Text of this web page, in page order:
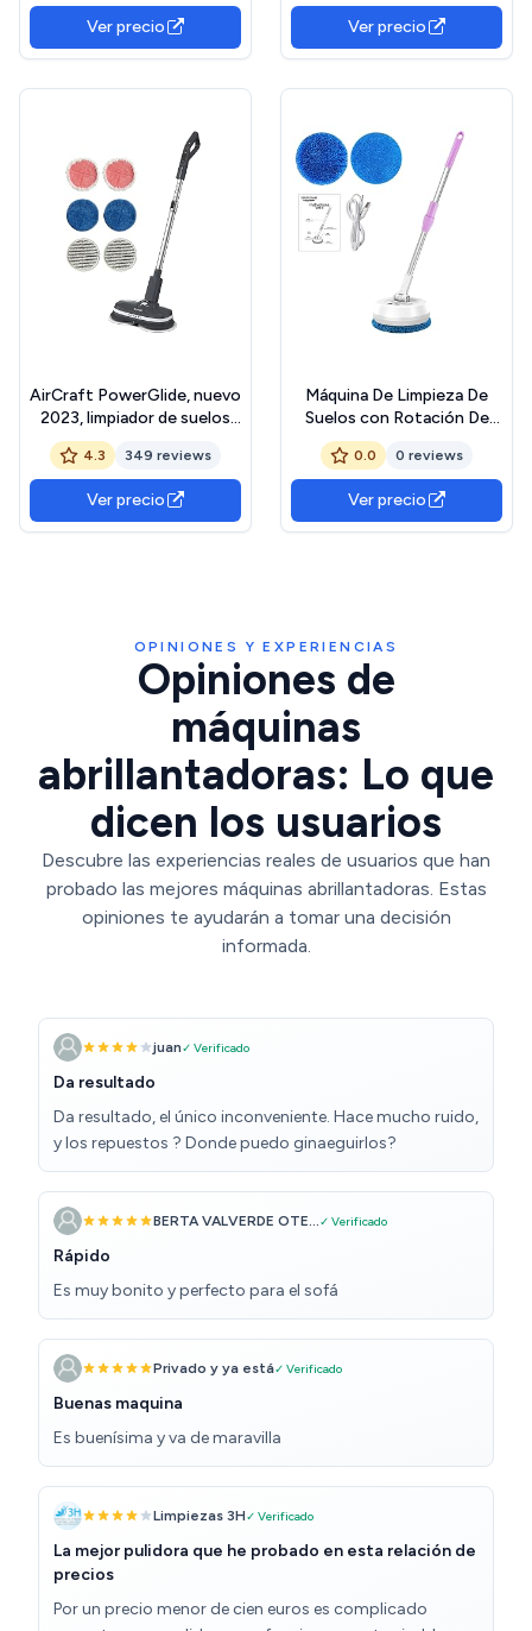
Ver precio Ver precio
AirCraft PowerGlide, nuevo
2023, limpiador de suelos
duros recargable
inalámbrico, pulidora y
paquete de fregado con 6
almohadillas (2 limpiadoras,
mármol, vinilo
4.3 349 reviews
Ver precio
Máquina De Limpieza De
Suelos con Rotación De
180 Grados Inalámbrica -
Limpiador De Suelos
Eléctrico , Pulidor para
Pisos De Madera, Azulejos
Y Laminados
0.0 0 reviews
Ver precio
OPINIONES Y EXPERIENCIAS
Opiniones de
máquinas
abrillantadoras: Lo que
dicen los usuarios
Descubre las experiencias reales de usuarios que han
probado las mejores máquinas abrillantadoras. Estas
opiniones te ayudarán a tomar una decisión
informada.
juan✓ Verificado
Da resultado
Da resultado, el único inconveniente. Hace mucho ruido,
y los repuestos ? Donde puedo ginaeguirlos?
BERTA VALVERDE OTE...✓ Verificado
Rápido
Es muy bonito y perfecto para el sofá
Privado y ya está✓ Verificado
Buenas maquina
Es buenísima y va de maravilla
Limpiezas 3H✓ Verificado
La mejor pulidora que he probado en esta relación de
precios
Por un precio menor de cien euros es complicado